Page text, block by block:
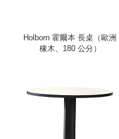
Holborn 霍爾本 長桌（歐洲
橡木、180 公分）